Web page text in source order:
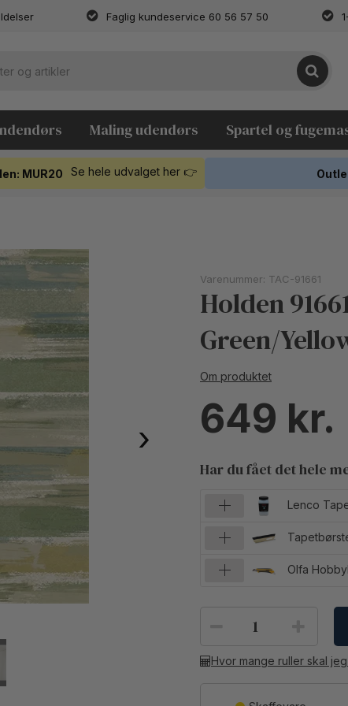
Faglig kundeservice 60 56 57 50
Maling udendørs Spartel og
MUR20 Se hele udvalget her 👉
›
Varenummer: TAC-91661
Holden
Green/
Om produktet
649
Har du fået det hele
Lenco
Olfa
Hvor mange ruller skal